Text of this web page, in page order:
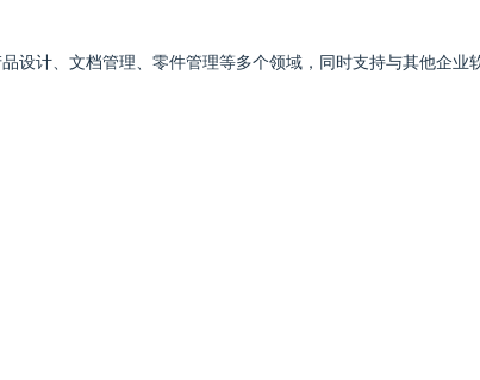
计、文档管理、零件管理等多个领域，同时支持与其他企业